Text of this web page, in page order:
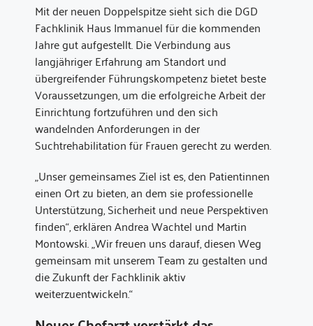
Mit der neuen Doppelspitze sieht sich die DGD
Fachklinik Haus Immanuel für die kommenden
Jahre gut aufgestellt. Die Verbindung aus
langjähriger Erfahrung am Standort und
übergreifender Führungskompetenz bietet beste
Voraussetzungen, um die erfolgreiche Arbeit der
Einrichtung fortzuführen und den sich
wandelnden Anforderungen in der
Suchtrehabilitation für Frauen gerecht zu werden.
„Unser gemeinsames Ziel ist es, den Patientinnen
einen Ort zu bieten, an dem sie professionelle
Unterstützung, Sicherheit und neue Perspektiven
finden“, erklären Andrea Wachtel und Martin
Montowski. „Wir freuen uns darauf, diesen Weg
gemeinsam mit unserem Team zu gestalten und
die Zukunft der Fachklinik aktiv
weiterzuentwickeln.“